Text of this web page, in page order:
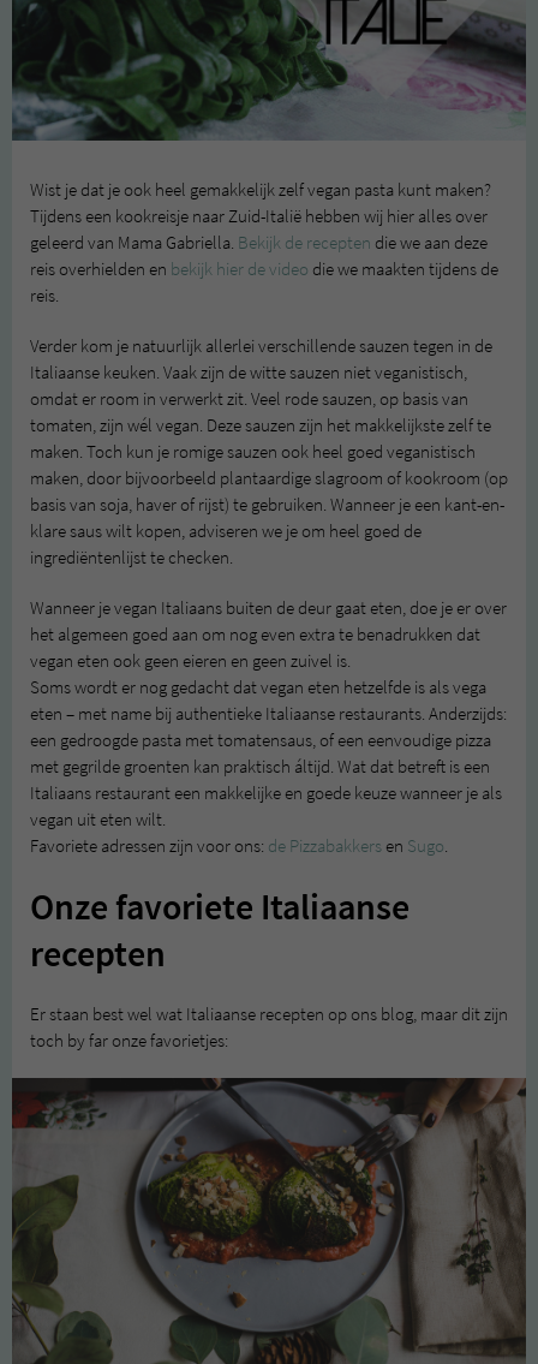
Wist je dat je ook heel gemakkelijk zelf vegan pasta kunt maken?
Tijdens een kookreisje naar Zuid-Italië hebben wij hier alles over
geleerd van Mama Gabriella. Bekijk de recepten die we aan deze
reis overhielden en bekijk hier de video die we maakten tijdens de
reis.
Verder kom je natuurlijk allerlei verschillende sauzen tegen in de
Italiaanse keuken. Vaak zijn de witte sauzen niet veganistisch,
omdat er room in verwerkt zit. Veel rode sauzen, op basis van
tomaten, zijn wél vegan. Deze sauzen zijn het makkelijkste zelf te
maken. Toch kun je romige sauzen ook heel goed veganistisch
maken, door bijvoorbeeld plantaardige slagroom of kookroom (op
basis van soja, haver of rijst) te gebruiken. Wanneer je een kant-en-
klare saus wilt kopen, adviseren we je om heel goed de
ingrediëntenlijst te checken.
Wanneer je vegan Italiaans buiten de deur gaat eten, doe je er over
het algemeen goed aan om nog even extra te benadrukken dat
vegan eten ook geen eieren en geen zuivel is.
Soms wordt er nog gedacht dat vegan eten hetzelfde is als vega
eten – met name bij authentieke Italiaanse restaurants. Anderzijds:
een gedroogde pasta met tomatensaus, of een eenvoudige pizza
met gegrilde groenten kan praktisch áltijd. Wat dat betreft is een
Italiaans restaurant een makkelijke en goede keuze wanneer je als
vegan uit eten wilt.
Favoriete adressen zijn voor ons: de Pizzabakkers en Sugo.
Onze favoriete Italiaanse
recepten
Er staan best wel wat Italiaanse recepten op ons blog, maar dit zijn
toch by far onze favorietjes: